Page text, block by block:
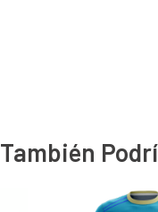
También